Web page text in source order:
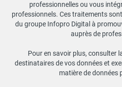
professionnelles ou vous
professionnels. Ces traitements
du groupe Infopro Digital à
auprès de
Pour en savoir plus, consulter
destinataires de vos données et
matière de données